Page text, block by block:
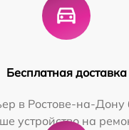
Бесплатная доставка
в Ростове-на-Дону
устройство на